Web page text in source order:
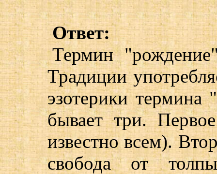
Ответ:
Термин
Традиции
эзотерики термина
бывает три.
известно всем).
свобода от